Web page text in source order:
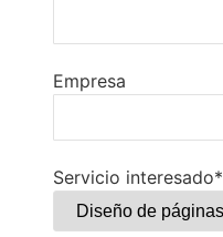
Empresa
Servicio interesado*